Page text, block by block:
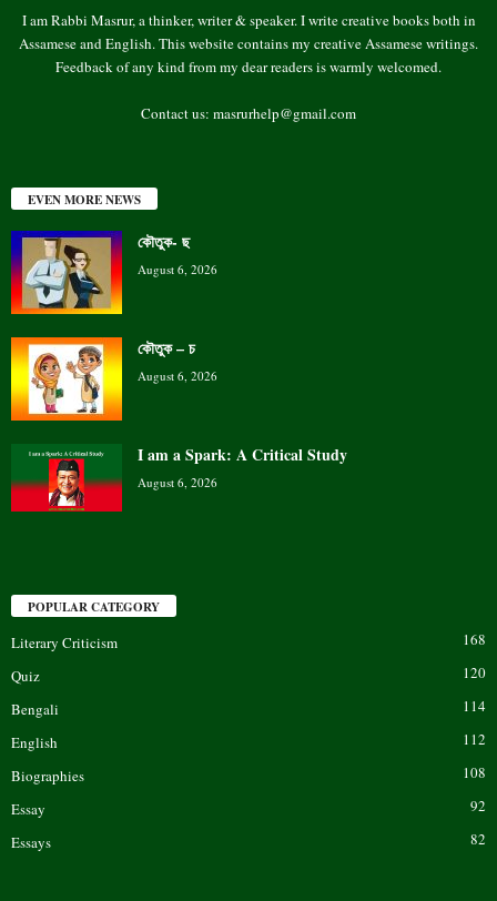
I am Rabbi Masrur, a thinker, writer & speaker. I write creative books both in
Assamese and English. This website contains my creative Assamese writings.
Feedback of any kind from my dear readers is warmly welcomed.
Contact us: masrurhelp@gmail.com
EVEN MORE NEWS
কৌতুক- ছ
August 6, 2026
কৌতুক – চ
August 6, 2026
I am a Spark: A Critical Study
August 6, 2026
POPULAR CATEGORY
Literary Criticism
168
Quiz
120
Bengali
114
English
112
Biographies
108
Essay
92
Essays
82